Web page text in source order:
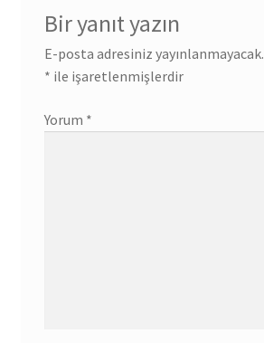
Bir yanıt yazın
E-posta adresiniz yayınlanmayacak.
* ile işaretlenmişlerdir
Yorum *